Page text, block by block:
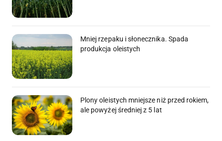
Mniej rzepaku i słonecznika. Spada
produkcja oleistych
Plony oleistych mniejsze niż przed rokiem,
ale powyżej średniej z 5 lat